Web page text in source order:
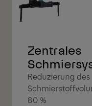
Zentrales
Reduzierung des
80 %